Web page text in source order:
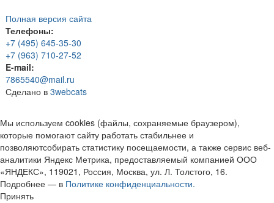
Полная версия сайта
Телефоны:
+7 (495) 645-35-30
+7 (963) 710-27-52
E-mail:
7865540@mail.ru
Сделано в 3webcats
Мы используем cookies (файлы, сохраняемые браузером),
которые помогают сайту работать стабильнее и
позволяютсобирать статистику посещаемости, а также сервис веб-
аналитики Яндекс Метрика, предоставляемый компанией ООО
«ЯНДЕКС», 119021, Россия, Москва, ул. Л. Толстого, 16.
Подробнее — в Политике конфиденциальности.
Принять